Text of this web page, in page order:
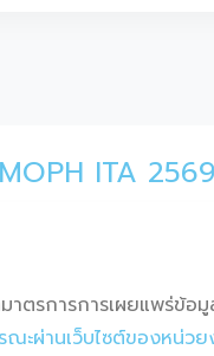
ITA
าตรการการเผยแพร่ข้
ะผ่านเว็บไซต์ของหน่วย